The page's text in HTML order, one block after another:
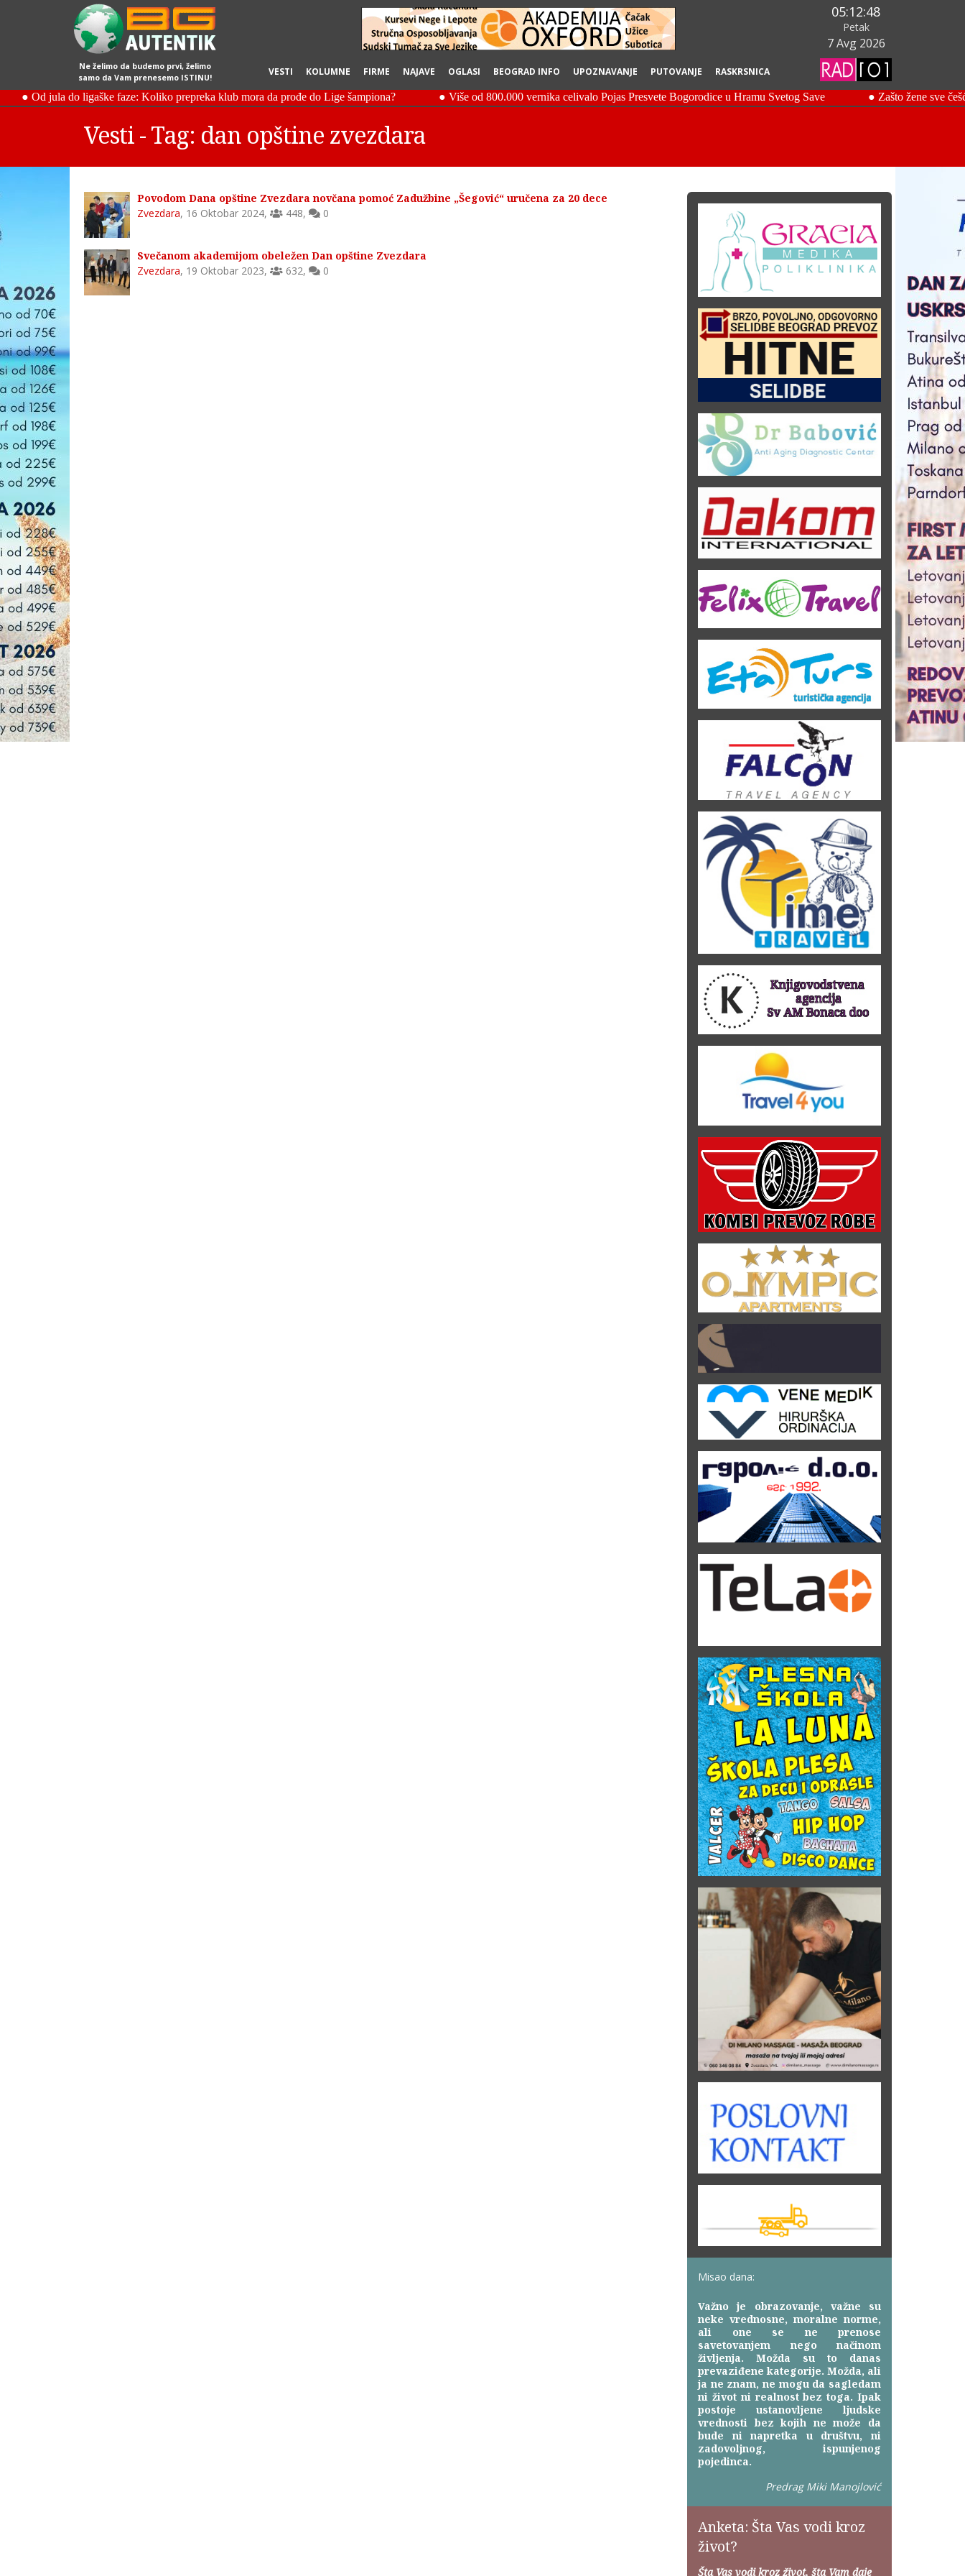
Ne želimo da budemo prvi, želimo
samo da Vam prenesemo ISTINU!
VESTI KOLUMNE FIRME NAJAVE OGLASI BEOGRAD INFO UPOZNAVANJE PUTOVANJE RASKRSNICA
05:12:50
Petak
7 Avg 2026
Vesti - Tag: dan opštine zvezdara
Povodom Dana opštine Zvezdara novčana pomoć Zadužbine „Šegović“ uručena za 20 dece
Zvezdara, 16 Oktobar 2024, 448, 0
Svečanom akademijom obeležen Dan opštine Zvezdara
Zvezdara, 19 Oktobar 2023, 632, 0
Misao dana:
Važno je obrazovanje, važne su
neke vrednosne, moralne norme,
ali one se ne prenose
savetovanjem nego načinom
življenja. Možda su to danas
prevaziđene kategorije. Možda, ali
ja ne znam, ne mogu da sagledam
ni život ni realnost bez toga. Ipak
postoje ustanovljene ljudske
vrednosti bez kojih ne može da
bude ni napretka u društvu, ni
zadovoljnog, ispunjenog
pojedinca.
Predrag Miki Manojlović
Anketa: Šta Vas vodi kroz
život?
Šta Vas vodi kroz život, šta Vam daje